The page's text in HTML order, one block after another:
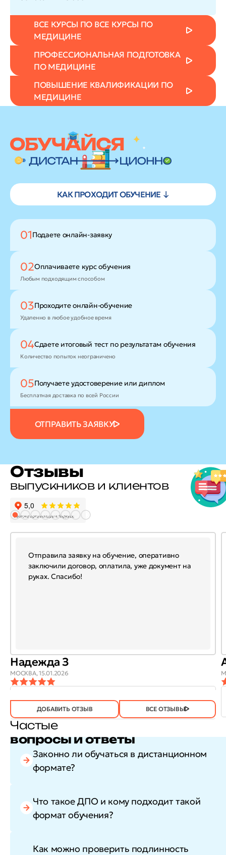
ВСЕ КУРСЫ ПО ВСЕ КУРСЫ ПО
МЕДИЦИНЕ
ПРОФЕССИОНАЛЬНАЯ ПОДГОТОВКА
ПО МЕДИЦИНЕ
ПОВЫШЕНИЕ КВАЛИФИКАЦИИ ПО
МЕДИЦИНЕ
КАК ПРОХОДИТ ОБУЧЕНИЕ ↓
01Подаете онлайн-заявку
ОТПРАВИТЬ ЗАЯВКУ
02Оплачиваете курс обучения
Любым подходящим способом
03Проходитеонлайн-обучение
Удаленно в любое удобное время
04Сдаете итоговый тест по результатам обучения
Количество попыток неограничено
05Получаете удостоверение или диплом
Бесплатная доставка по всей России
Отзывы
выпускников и клиентов
Отправила заявку на обучение, оперативно
заключили договор, оплатила, уже документ на
руках. Спасибо!
Надежда З
МОСКВА,15.01.2026
ПОЛЕЗЕН?
ДА(746) НЕТ(21)
ДОБАВИТЬ ОТЗЫВ ВСЕ ОТЗЫВЫ
Частые
вопросы и ответы
Законно ли обучаться в дистанционном
формате?
Что такое ДПО и кому подходит такой
формат обучения?
Как можно проверить подлинность